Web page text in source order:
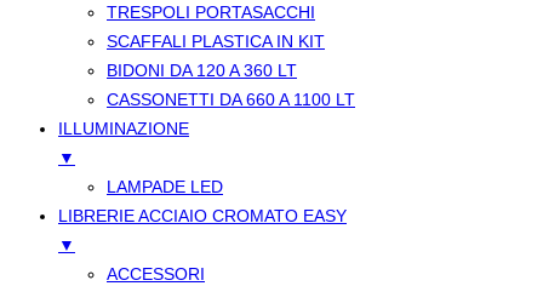
TRESPOLI PORTASACCHI
SCAFFALI PLASTICA IN KIT
BIDONI DA 120 A 360 LT
CASSONETTI DA 660 A 1100 LT
ILLUMINAZIONE
▼
LAMPADE LED
LIBRERIE ACCIAIO CROMATO EASY
▼
ACCESSORI